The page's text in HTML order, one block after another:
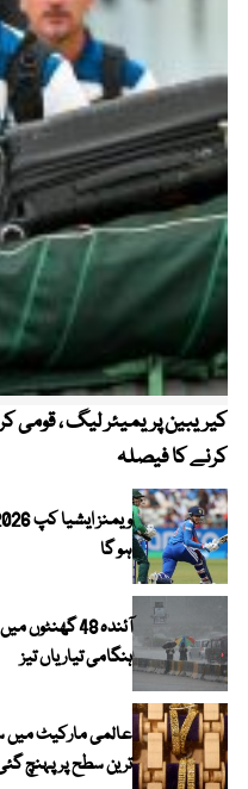
کرنے کا فیصلہ
ہو گا
آئندہ 48
ہنگامی تیاریاں تیز
ترین سطح پر پہنچ